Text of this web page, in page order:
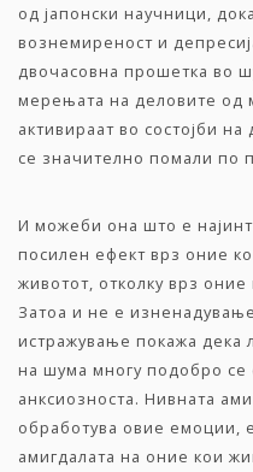
од јапонски научници,
вознемиреност и
двочасовна прошетка во
мерењата на деловите од
активираат во состојби
се значително помали по
И можеби она што е
посилен ефект врз оние
животот, отколку врз
Затоа и не е
истражување покажа дека
на шума многу подобро се
анксиозноста. Нивната
обработува овие емоции,
амигдалата на оние кои